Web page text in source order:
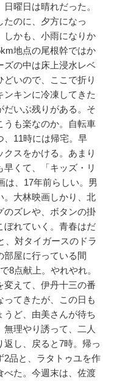
曜日は晴れだった。
たのに、夕方になっ
しかも、小雨になりか
地点の尾根幹ではか
ズの中は床上浸水レベ
いので、ここで折り
キンに冷凍してきた
だいぶ残りがある。そ
うも楽なのか。自転車
、11時には帰宅。早
スをかける。あまり
くて、「キッズ・リ
は、17年前らしい。男
。大林映画しかり、北
のズレや、ボタンの掛
ぼれていく。青春はだ
、対タイガースのドラ
部屋に行っている間
8点献上。やれやれ。
変えて、伊丹十三の番
てきたが、この日も
ど、由美さんが待ち
理やり誘って、二人
し、戻ると7時。帰っ
2品と、ラタトゥユを作
べた。今週末は、佐渡